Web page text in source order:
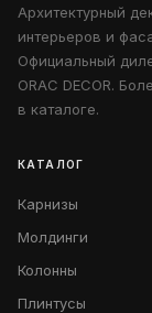
Архитектурный
интерьеров и
Официальный
ORAC DECOR.
в каталоге.
КАТАЛОГ
Карнизы
Молдинги
Колонны
Плинтусы